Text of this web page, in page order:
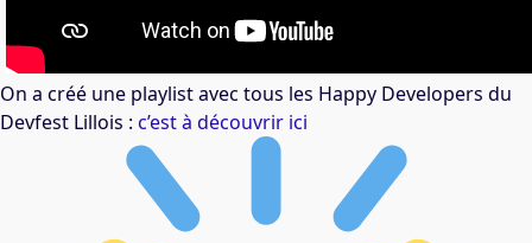
On a créé une playlist avec tous les Happy Developers du
Devfest Lillois :c’est à découvrir ici